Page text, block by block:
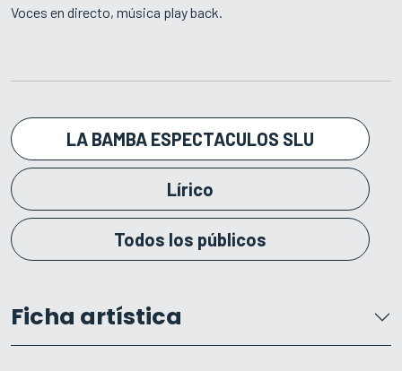
Voces en directo, música play back.
LA BAMBA ESPECTACULOS SLU
Lírico
Todos los públicos
Ficha artística